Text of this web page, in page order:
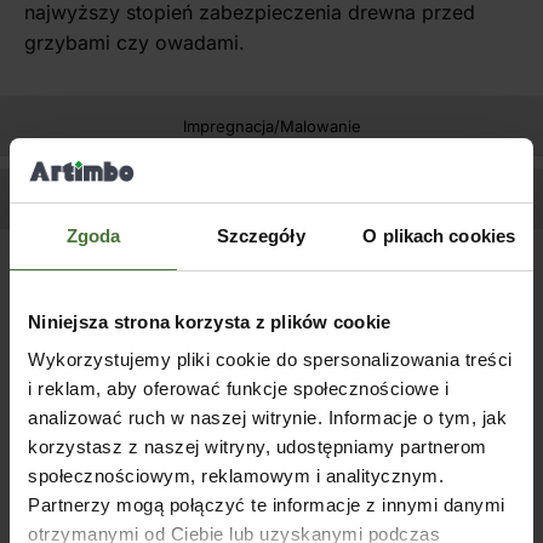
Zgoda Szczegóły O plikach cookies
Niniejsza strona korzysta z plików cookie
Wykorzystujemy pliki cookie do spersonalizowania treści
i reklam, aby oferować funkcje społecznościowe i
analizować ruch w naszej witrynie. Informacje o tym, jak
korzystasz z naszej witryny, udostępniamy partnerom
społecznościowym, reklamowym i analitycznym.
Partnerzy mogą połączyć te informacje z innymi danymi
otrzymanymi od Ciebie lub uzyskanymi podczas
Impregnacja/Malowanie
Zapytaj o produkt
najwyższy stopień zabezpieczenia drewna przed
grzybami czy owadami.